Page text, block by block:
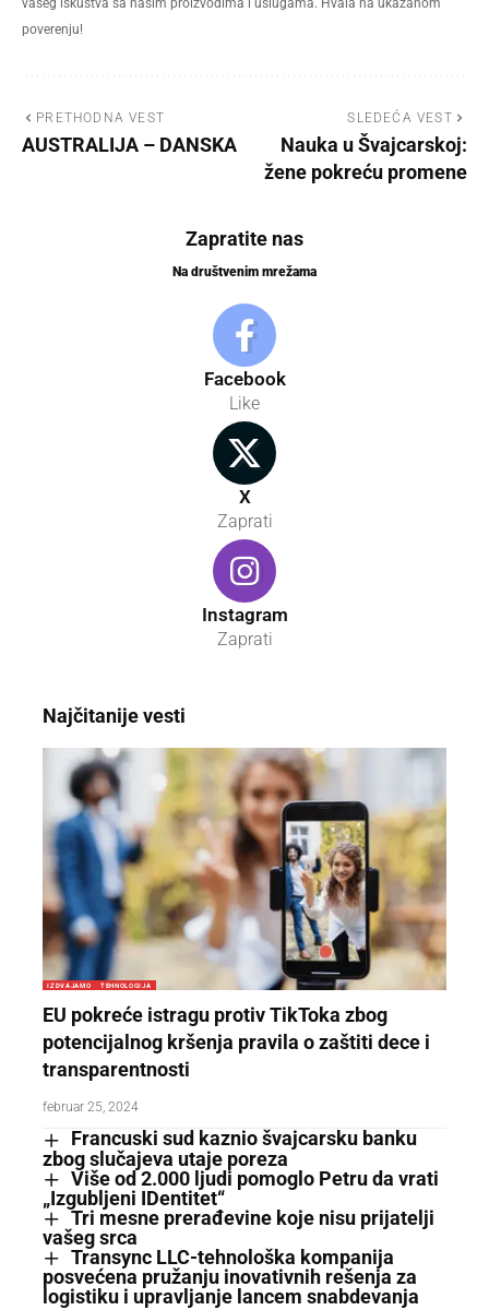
vašeg iskustva sa našim proizvodima i uslugama. Hvala na ukazanom
poverenju!
PRETHODNA VEST
AUSTRALIJA – DANSKA
SLEDEĆA VEST
Nauka u Švajcarskoj:
žene pokreću promene
Zapratite nas
Na društvenim mrežama
Facebook
Like
X
Zaprati
Instagram
Zaprati
Najčitanije vesti
IZDVAJAMO TEHNOLOGIJA
EU pokreće istragu protiv TikToka zbog
potencijalnog kršenja pravila o zaštiti dece i
transparentnosti
februar 25, 2024
Francuski sud kaznio švajcarsku banku
zbog slučajeva utaje poreza
Više od 2.000 ljudi pomoglo Petru da vrati
„Izgubljeni IDentitet“
Tri mesne prerađevine koje nisu prijatelji
vašeg srca
Transync LLC-tehnološka kompanija
posvećena pružanju inovativnih rešenja za
logistiku i upravljanje lancem snabdevanja